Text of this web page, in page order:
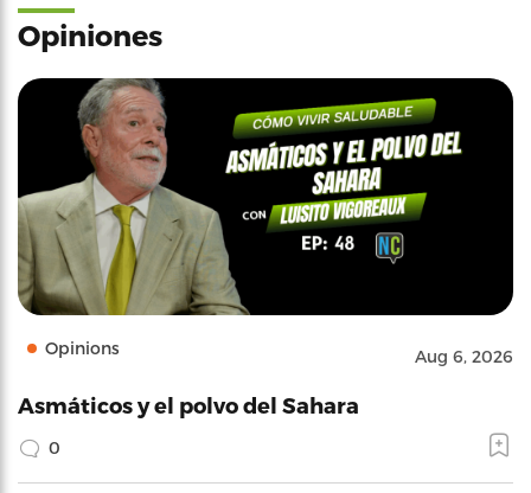
Opiniones
Opinions Aug 6, 2026
Asmáticos y el polvo del Sahara
0